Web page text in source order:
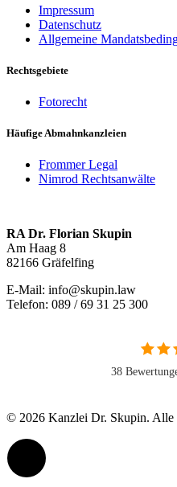
Impressum
Datenschutz
Allgemeine
Rechtsgebiete
Fotorecht
Häufige Abmahnkanzleien
Frommer Legal
Nimrod Rechtsanwälte
RA Dr. Florian Skupin
Am Haag 8
82166 Gräfelfing
E-Mail: info@skupin.law
Telefon: 089 / 69 31 25 300
38
© 2026 Kanzlei Dr. Skupin. Alle